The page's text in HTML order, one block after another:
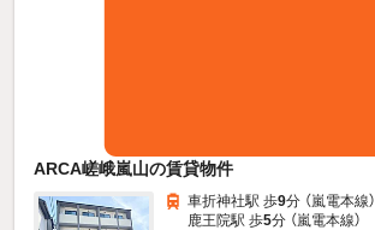
ARCA嵯峨嵐山の賃貸物件
車折神社駅 歩9分 （嵐電本線）
鹿王院駅 歩5分 （嵐電本線）